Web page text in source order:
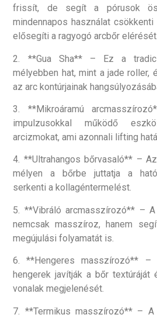
frissít, de segít a pórusok
mindennapos használat
elősegíti a ragyogó arcbőr elérését.
2. **Gua Sha** – Ez a
mélyebben hat, mint a jade roller,
az arc kontúrjainak
3. **Mikroáramú
impulzusokkal működő
arcizmokat, ami azonnali lifting
4. **Ultrahangos bőrvasaló** –
mélyen a bőrbe juttatja a
serkenti a kollagéntermelést.
5. **Vibráló arcmasszírozó** –
nemcsak masszíroz, hanem
megújulási folyamatát is.
6. **Hengeres masszírozó** –
hengerek javítják a bőr textúráját
vonalak megjelenését.
7. **Termikus masszírozó** –